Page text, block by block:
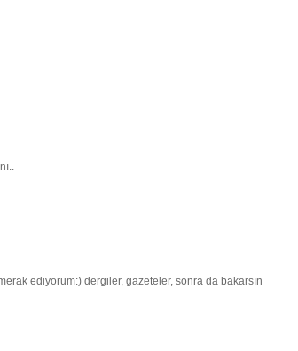
ediyorum:) dergiler, gazeteler, sonra da bakarsın